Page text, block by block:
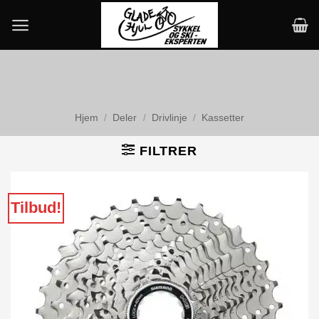
content
Hjem / Deler / Drivlinje / Kassetter
FILTRER
Tilbud!